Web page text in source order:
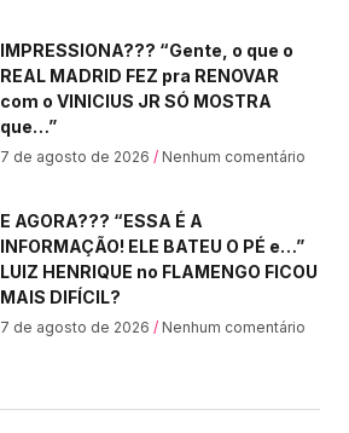
IMPRESSIONA??? “Gente, o que o
REAL MADRID FEZ pra RENOVAR
com o VINICIUS JR SÓ MOSTRA
que…”
7 de agosto de 2026 Nenhum comentário
E AGORA??? “ESSA É A
INFORMAÇÃO! ELE BATEU O PÉ e…”
LUIZ HENRIQUE no FLAMENGO FICOU
MAIS DIFÍCIL?
7 de agosto de 2026 Nenhum comentário